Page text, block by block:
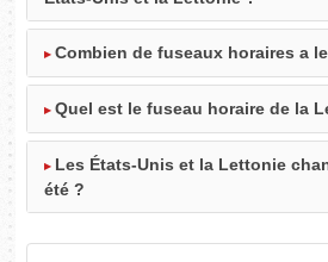
Combien de fuseaux horaires a
Quel est le fuseau horaire de la
Les États-Unis et la Lettonie
été ?